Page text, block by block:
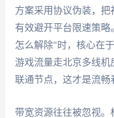
方案采用协议伪装，把
有效避开平台限速策略
怎么解除"时，核心在
游戏流量走北京多线
联通节点，这才是流畅
带宽资源往往被忽视